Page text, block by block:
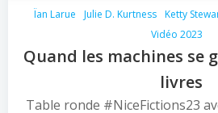
Ïan Larue Julie D. Kurtness Ketty
Vidéo 2023
Quand les machines se
livres
Table ronde #NiceFictions23